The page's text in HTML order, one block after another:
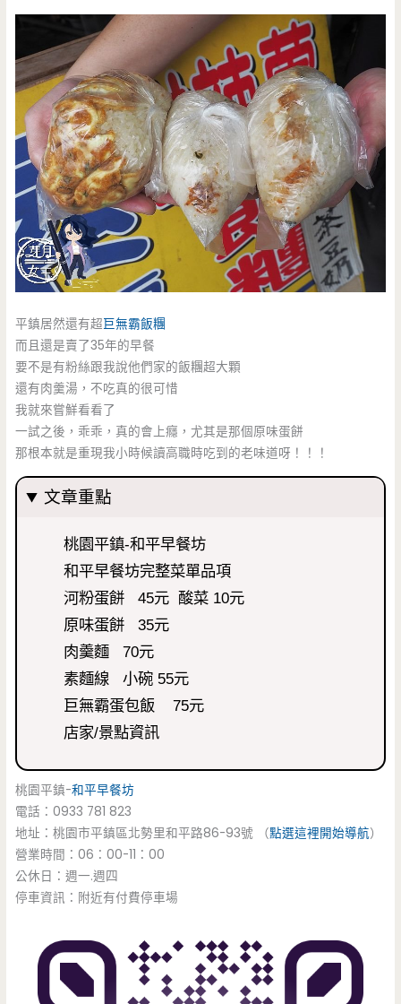
平鎮居然還有超巨無霸飯糰
而且還是賣了35年的早餐
要不是有粉絲跟我說他們家的飯糰超大顆
還有肉羹湯，不吃真的很可惜
我就來嘗鮮看看了
一試之後，乖乖，真的會上癮，尤其是那個原味蛋餅
那根本就是重現我小時候讀高職時吃到的老味道呀！！！
文章重點
桃園平鎮-和平早餐坊
和平早餐坊完整菜單品項
河粉蛋餅 45元 酸菜 10元
原味蛋餅 35元
肉羹麵 70元
素麵線 小碗 55元
巨無霸蛋包飯 75元
店家/景點資訊
桃園平鎮-和平早餐坊
電話：0933 781 823
地址：桃園市平鎮區北勢里和平路86-93號 （點選這裡開始導航）
營業時間：06：00-11：00
公休日：週一.週四
停車資訊：附近有付費停車場